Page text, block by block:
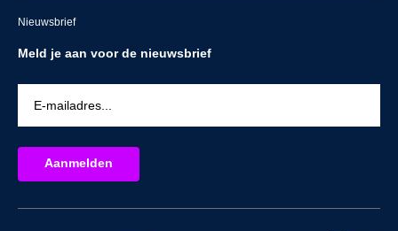
Nieuwsbrief
Meld je aan voor de nieuwsbrief